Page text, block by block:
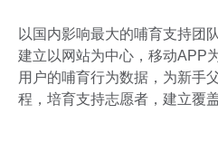
以国内影响最大的哺育支持团
建立以网站为中心，移动APP
用户的哺育行为数据，为新手
程，培育支持志愿者，建立覆